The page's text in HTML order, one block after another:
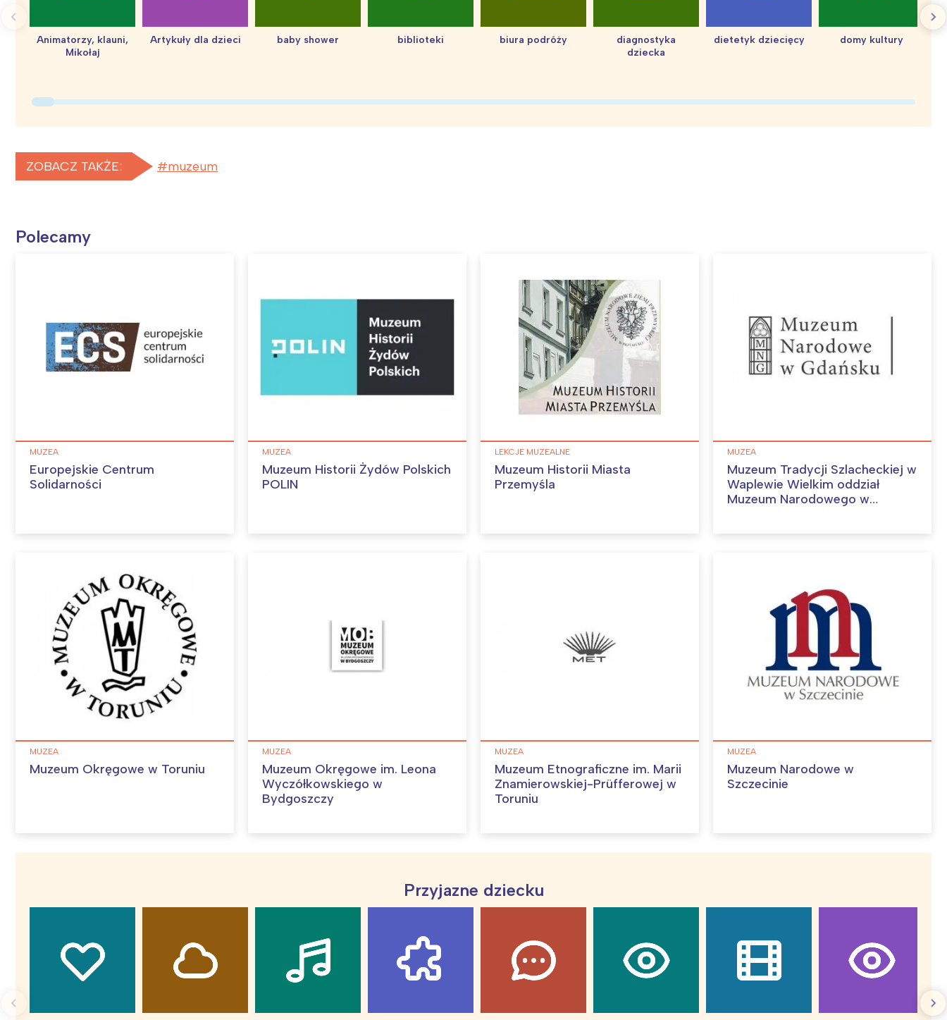
Animatorzy, klauni,
Mikołaj
Artykuły dla dzieci baby shower biblioteki biura podróży
diagnostyka
dziecka
dietetyk dziecięcy
domy kultury
ZOBACZ TAKŻE: muzeum
Polecamy
MUZEA
Europejskie Centrum
Solidarności
MUZEA
Muzeum Historii Żydów Polskich
POLIN
LEKCJE MUZEALNE
Muzeum Historii Miasta
Przemyśla
MUZEA
Muzeum Tradycji Szlacheckiej w
Waplewie Wielkim oddział
Muzeum Narodowego w
MUZEA
Muzeum Okręgowe w Toruniu
MUZEA
Muzeum Okręgowe im. Leona
Wyczółkowskiego w
Bydgoszczy
MUZEA
Muzeum Etnograficzne im. Marii
Znamierowskiej-Prüfferowej w
Toruniu
MUZEA
Muzeum Narodowe w
Szczecinie
Przyjazne dziecku
Warszawa
Śląsk